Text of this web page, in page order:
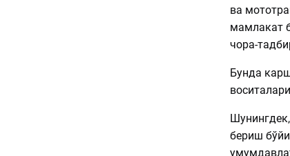
ва
мамлакат
чора-
Бунда
бериш